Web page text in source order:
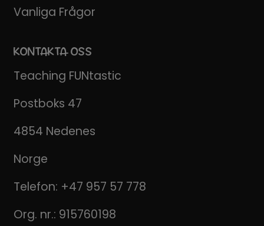
Vanliga Frågor
KONTAKTA OSS
Teaching FUNtastic
Postboks 47
4854 Nedenes
Norge
Telefon: +47 957 57 778
Org. nr.: 915760198